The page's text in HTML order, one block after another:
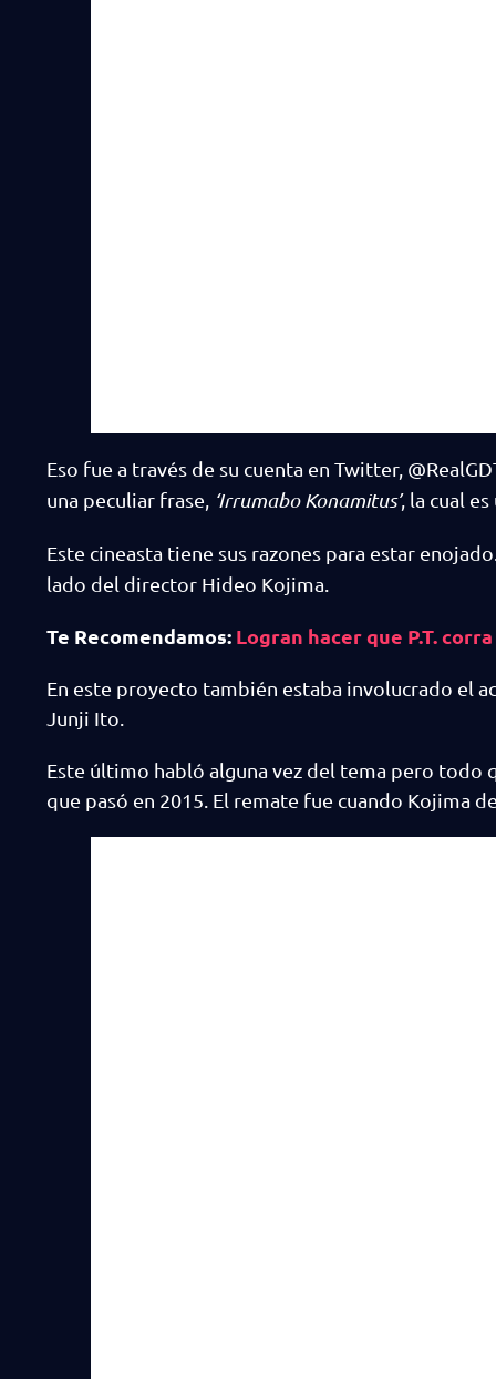
Eso fue a través de su cuenta en Twitter,
una peculiar frase, ‘Irrumabo Konamitus’, la cual
Este cineasta tiene sus razones para estar
lado del director Hideo Kojima.
Te Recomendamos: Logran hacer que P.T.
En este proyecto también estaba involucrado el
Junji Ito.
Este último habló alguna vez del tema pero todo
que pasó en 2015. El remate fue cuando Kojima